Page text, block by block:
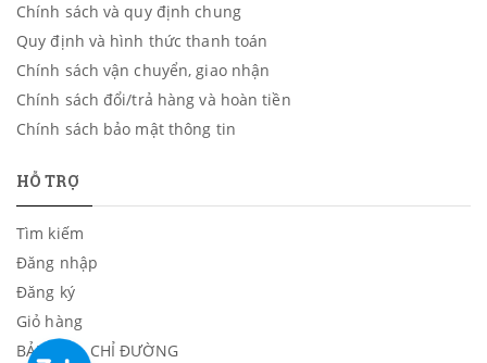
Chính sách và quy định chung
Quy định và hình thức thanh toán
Chính sách vận chuyển, giao nhận
Chính sách đổi/trả hàng và hoàn tiền
Chính sách bảo mật thông tin
HỖ TRỢ
Tìm kiếm
Đăng nhập
Đăng ký
Giỏ hàng
BẢN ĐỒ - CHỈ ĐƯỜNG